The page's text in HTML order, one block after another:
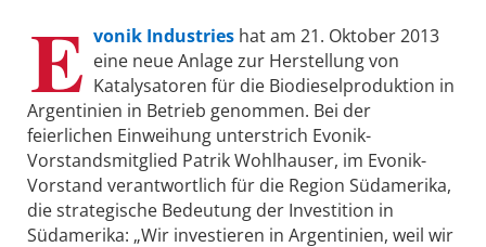
E vonik Industries hat am 21. Oktober 2013
eine neue Anlage zur Herstellung von
Katalysatoren für die Biodieselproduktion in
Argentinien in Betrieb genommen. Bei der
feierlichen Einweihung unterstrich Evonik-
Vorstandsmitglied Patrik Wohlhauser, im Evonik-
Vorstand verantwortlich für die Region Südamerika,
die strategische Bedeutung der Investition in
Südamerika: „Wir investieren in Argentinien, weil wir